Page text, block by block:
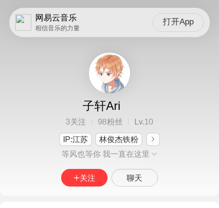
网易云音乐
相信音乐的力量
打开App
子轩Ari
3关注 98粉丝 Lv.10
IP:江苏
林俊杰铁粉
等风也等你 我一直在这里
关注 聊天